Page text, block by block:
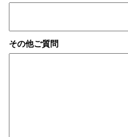
その他ご質問